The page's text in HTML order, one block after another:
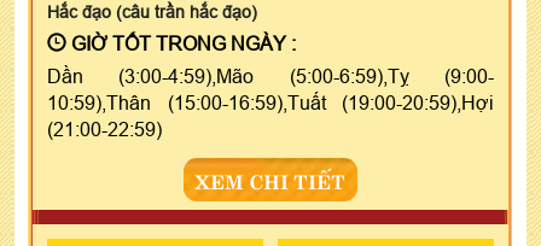
Hắc đạo (câu trần hắc đạo)
GIỜ TỐT TRONG NGÀY :
Dần (3:00-4:59),Mão (5:00-6:59),Tỵ (9:00-
10:59),Thân (15:00-16:59),Tuất (19:00-20:59),Hợi
(21:00-22:59)
XEM CHI TIẾT